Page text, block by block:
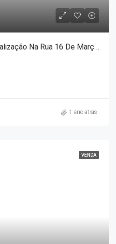
Loja Com Excelente Localização Na Rua 16 De Março – Petrópolis-RJ.
1 ano atrás
VENDA